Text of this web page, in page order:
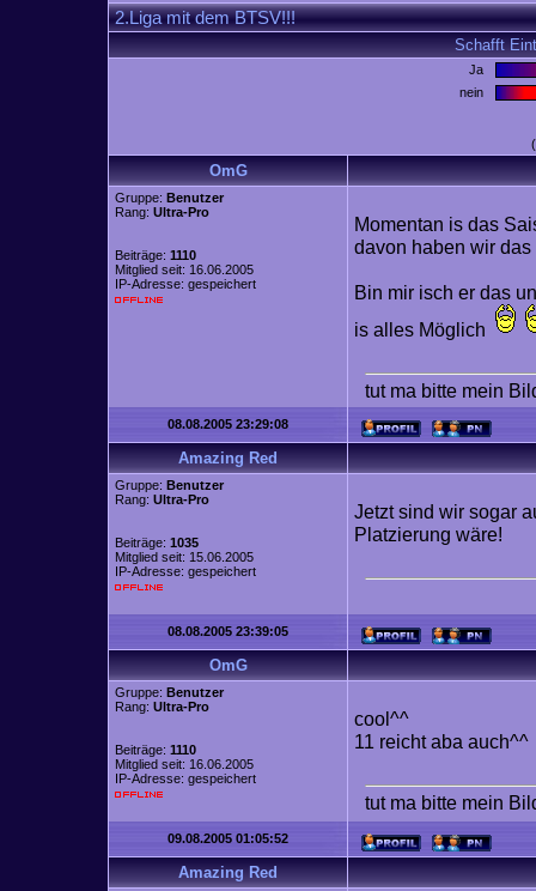
2.Liga mit dem BTSV!!!
Schafft
Ja
nein
OmG
Gruppe: Benutzer
Rang: Ultra-Pro
Beiträge: 1110
Mitglied seit: 16.06.2005
IP-Adresse: gespeichert
Momentan is das
davon haben wir das
Bin mir isch er das
is alles Möglich
tut ma bitte mein
08.08.2005 23:29:08
Amazing Red
Gruppe: Benutzer
Rang: Ultra-Pro
Beiträge: 1035
Mitglied seit: 15.06.2005
IP-Adresse: gespeichert
Jetzt sind wir sogar
Platzierung wäre!
08.08.2005 23:39:05
OmG
Gruppe: Benutzer
Rang: Ultra-Pro
Beiträge: 1110
Mitglied seit: 16.06.2005
IP-Adresse: gespeichert
cool^^
11 reicht aba auch^^
tut ma bitte mein
09.08.2005 01:05:52
Amazing Red